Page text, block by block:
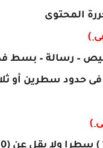
المحتوى
)
– رسالة – بسط
حدود سطرين أو
)